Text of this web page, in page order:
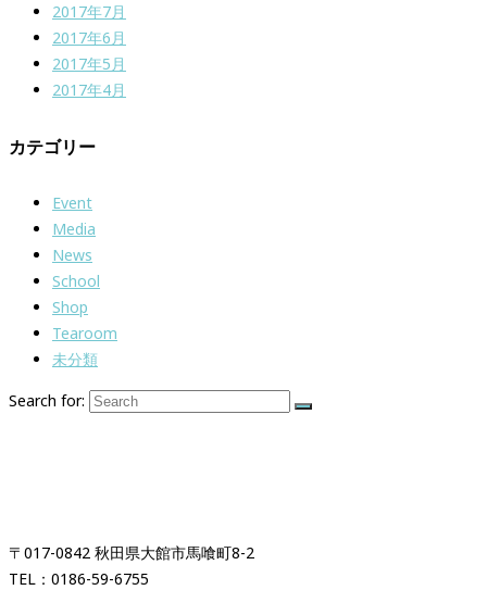
2017年7月
2017年6月
2017年5月
2017年4月
カテゴリー
Event
Media
News
School
Shop
Tearoom
未分類
Search for:
〒017-0842 秋田県大館市馬喰町8-2
TEL：0186-59-6755